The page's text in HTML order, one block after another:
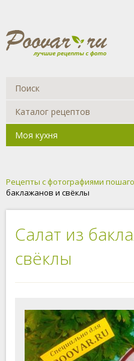
Каталог рецептов
Моя кухня
Рецепты с фотографиями
баклажанов и свёклы
Салат из
свёклы